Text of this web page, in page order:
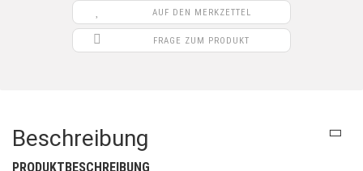
AUF DEN MERKZETTEL
FRAGE ZUM PRODUKT
Beschreibung
PRODUKTBESCHREIBUNG